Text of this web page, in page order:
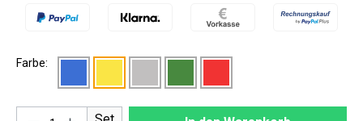
Farbe: